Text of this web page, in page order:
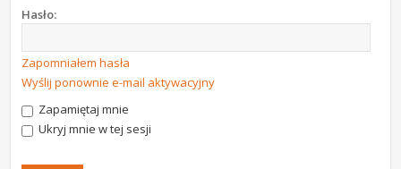
Hasło:
Zapomniałem hasła
Wyślij ponownie e-mail aktywacyjny
Zapamiętaj mnie
Ukryj mnie w tej sesji